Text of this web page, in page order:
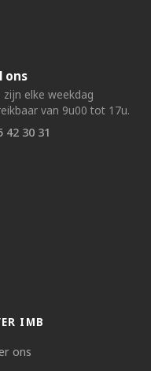
ons
zijn elke weekdag
van 9u00 tot 17u.
42 30 31
IMB
ons